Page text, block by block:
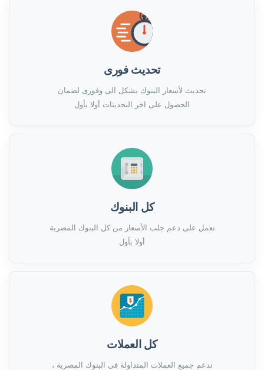
تحديث فورى
تحديث لأسعار البنوك بشكل الى وفورى لضمان
الحصول على اخر التحديثات أولا بأول
كل البنوك
نعمل على دعم جلب الأسعار من كل البنوك المصرية
أولا بأول
كل العملات
ندعم جميع العملات المتداولة فى البنوك المصرية ،